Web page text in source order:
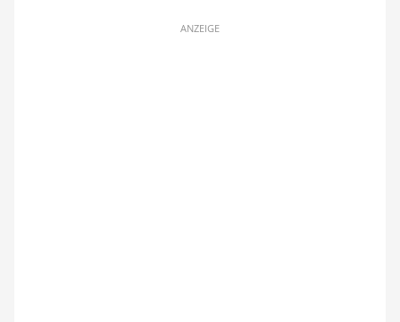
ANZEIGE